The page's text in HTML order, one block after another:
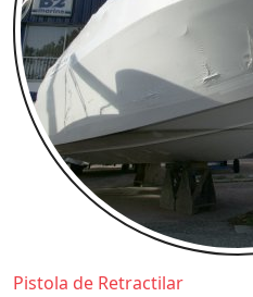
Pistola de Retractilar